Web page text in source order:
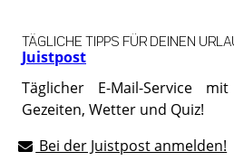
Juistpost
TÄGLICHE TIPPS FÜR DEINEN
Täglicher E-Mail-Service
Gezeiten, Wetter und Quiz!
Bei der Juistpost anmelden!